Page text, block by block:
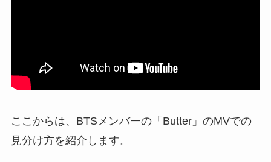
ここからは、BTSメンバーの「Butter」のMVでの
見分け方を紹介します。